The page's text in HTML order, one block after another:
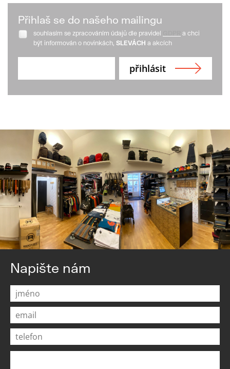
Přihlaš se do našeho mailingu
souhlasím se zpracováním údajů dle pravidel
a chci
být informován o novinkách, SLEVÁCH a akcích
Napište nám